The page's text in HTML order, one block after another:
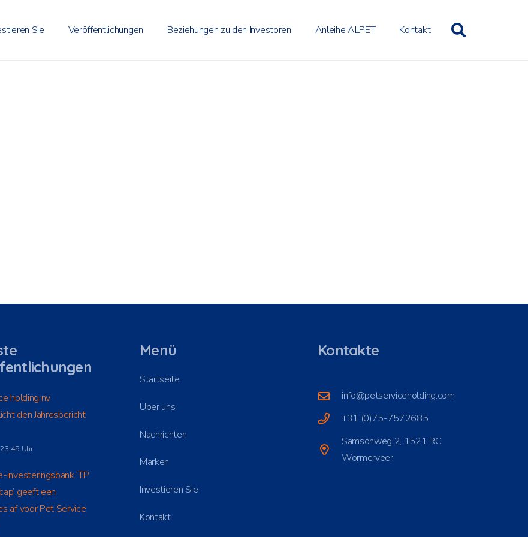
Sie Veröffentlichungen Beziehungen zu den Investoren Anleihe ALPET Kontakt
holding nv
den Jahresbericht
Uhr
investeringsbank ‘TP
geeft een
af voor Pet Service
Menü
Startseite
Über uns
Nachrichten
Marken
Investieren Sie
Kontakt
Kontakte
info@petserviceholding.com
+31 (0)75-7572685
Samsonweg 2, 1521 RC
Wormerveer